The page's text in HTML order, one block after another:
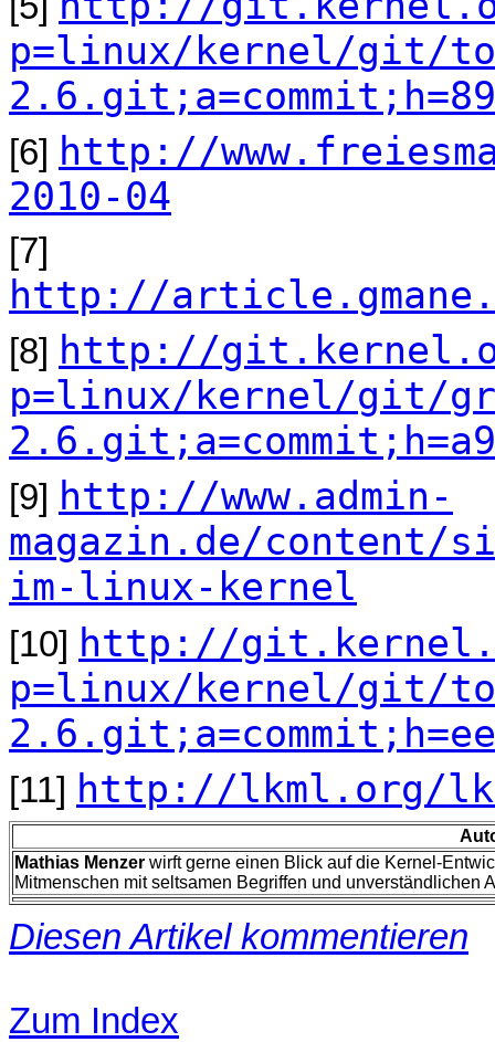
p=linux/kernel/git/
[6] http://
2010-04
[7]
http://
[8] http://
p=linux/kernel/git/
[9] http://www.admin-
magazin.de/content/
im-linux-kernel
[10] http://
p=linux/kernel/git/
[11] http://lkml.org/
Mathias Menzer wirft gerne einen Blick auf die Kernel-
Mitmenschen mit seltsamen Begriffen und unverständlichen
Diesen Artikel kommentieren
Zum Index